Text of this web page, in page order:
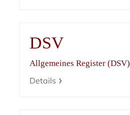
DSV
Allgemeines Register (DSV)
Details